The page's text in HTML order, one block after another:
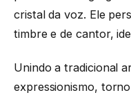
cristal da voz. Ele
timbre e de cantor,
Unindo a tradicional
expressionismo,